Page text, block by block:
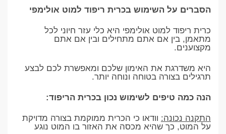
הסברים על השימוש בכרית ריפוד למוט אולימפי
כרית ריפוד למוט אולימפי היא כלי עזר חיוני לכל
מתאמן, בין אם אתם מתחילים ובין אם אתם
מקצוענים.
היא משדרגת את האימון שלכם ומאפשרת לכם לבצע
תרגילים בצורה בטוחה ונוחה יותר.
הנה כמה טיפים לשימוש נכון בכרית הריפוד:
התקנה נכונה: וודאו כי הכרית ממוקמת בצורה מדויקת
על המוט, כך שהיא מכסה את האזור בו המוט נוגע